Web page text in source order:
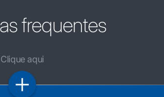
frequentes
Clique aqui